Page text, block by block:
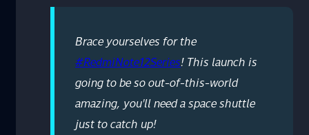
Brace yourselves for the
#RedmiNote12Series! This launch is
going to be so out-of-this-world
amazing, you'll need a space shuttle
just to catch up!